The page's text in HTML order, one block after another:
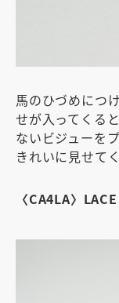
馬のひづめにつ
せが入ってくる
ないビジューを
きれいに見せて
〈CA4LA〉